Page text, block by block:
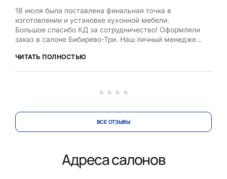
18 июля была поставлена финальная точка в
изготовлении и установке кухонной мебели.
Большое спасибо КД за сотрудничество! Оформляли
заказ в салоне Бибирево-Три. Наш личный менеджер
оптимальный проект, исходя из маленькой площади
ЧИТАТЬ ПОЛНОСТЬЮ
ВСЕ ОТЗЫВЫ
Адреса салонов